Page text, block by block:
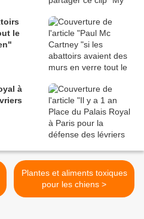
le
à
Plantes et aliments toxiques
pour les chiens >